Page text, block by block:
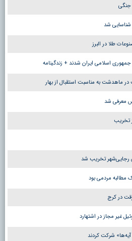
جنگی
طلا در البرز
اسلامی ایران شدند + زندگینامه
ماهدشت به مناسبت استقبال از بهار
معرفی شد
تخریب
رجایی‌شهر تخریب شد
مطالبه مردمی بود